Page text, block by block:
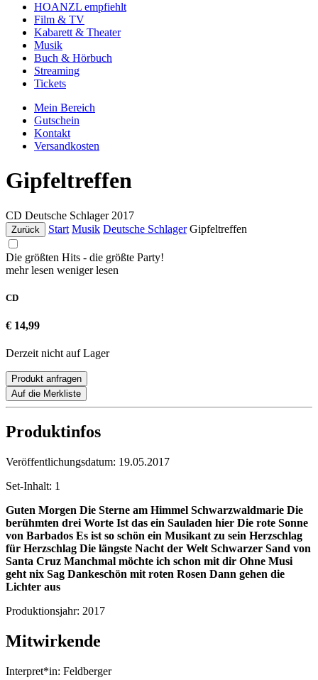
HOANZL empfiehlt
Film & TV
Kabarett & Theater
Musik
Buch & Hörbuch
Streaming
Tickets
Mein Bereich
Gutschein
Kontakt
Versandkosten
Gipfeltreffen
CD Deutsche Schlager 2017
Zurück Start Musik Deutsche Schlager Gipfeltreffen
Die größten Hits - die größte Party!
mehr lesen weniger lesen
CD
€ 14,99
Derzeit nicht auf Lager
Produkt anfragen
Auf die Merkliste
Produktinfos
Veröffentlichungsdatum: 19.05.2017
Set-Inhalt: 1
Guten Morgen Die Sterne am Himmel Schwarzwaldmarie Die
berühmten drei Worte Ist das ein Sauladen hier Die rote Sonne
von Barbados Es ist so schön ein Musikant zu sein Herzschlag
für Herzschlag Die längste Nacht der Welt Schwarzer Sand von
Santa Cruz Manchmal möchte ich schon mit dir Ohne Musi
geht nix Sag Dankeschön mit roten Rosen Dann gehen die
Lichter aus
Produktionsjahr: 2017
Mitwirkende
Interpret*in: Feldberger